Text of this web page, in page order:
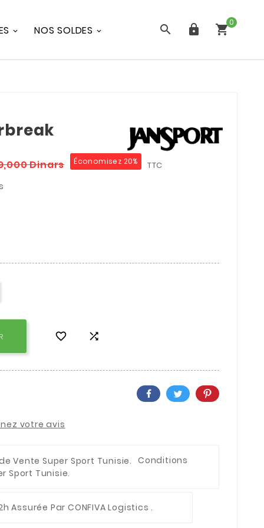
NOS SOLDES   
0
Dinars Économisez 20% TTC
 
votre avis
Conditions
Sport Tunisie.
Assurée Par CONFIVA Logistics .